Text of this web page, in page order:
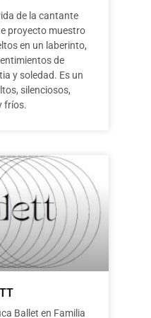
de la cantante
proyecto muestro
en un laberinto,
de
y soledad. Es un
silenciosos,
fríos.
Ballet en Familia